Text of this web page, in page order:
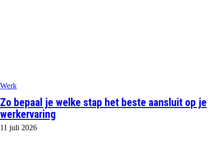
Werk
Zo bepaal je welke stap het beste aansluit op je
werkervaring
11 juli 2026